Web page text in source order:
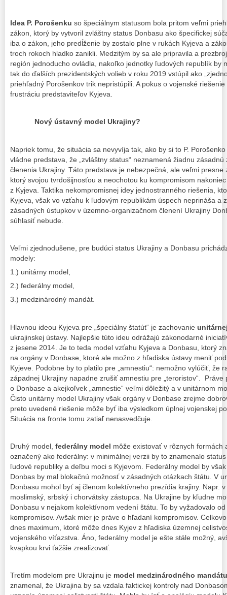
Idea P. Porošenku so špeciálnym statusom bola pritom veľmi
zákon, ktorý by vytvoril zvláštny status Donbasu ako špecifickej
iba o zákon, jeho predĺženie by zostalo plne v rukách Kyjeva a
troch rokoch hladko zanikli. Medzitým by sa ale pripravila a
región jednoducho ovládla, nakoľko jednotky ľudových republík by
tak do ďalších prezidentských volieb v roku 2019 vstúpil ako
priehľadný Porošenkov trik nepristúpili. A pokus o vojenské
frustráciu predstaviteľov Kyjeva.
Nový ústavný model Ukrajiny?
Napriek tomu, že situácia sa nevyvíja tak, ako by si to P.
vládne predstava, že „zvláštny status“ neznamená žiadnu
členenia Ukrajiny. Táto predstava je nebezpečná, ale veľmi presne
ktorý svojou tvrdošijnosťou a neochotou ku kompromisom
z Kyjeva. Taktika nekompromisnej idey jednostranného riešenia,
Kyjeva, však vo vzťahu k ľudovým republikám úspech neprináša a
zásadných ústupkov v územno-organizačnom členení Ukrajiny
súhlasiť nebude.
Veľmi zjednodušene, pre budúci status Ukrajiny a Donbasu
modely:
1.) unitárny model,
2.) federálny model,
3.) medzinárodný mandát.
Hlavnou ideou Kyjeva pre „špeciálny štatút“ je zachovanie
ukrajinskej ústavy. Najlepšie túto ideu odrážajú zákonodarné
z jesene 2014. Je to teda model vzťahu Kyjeva a Donbasu, ktorý
na orgány v Donbase, ktoré ale možno z hľadiska ústavy meniť
Kyjeve. Podobne by to platilo pre „amnestiu“: nemožno vylúčiť, že
západnej Ukrajiny napadne zrušiť amnestiu pre „teroristov“.
o Donbase a akejkoľvek „amnestie“ veľmi dôležitý a v unitárnom
Čisto unitárny model Ukrajiny však orgány v Donbase zrejme
preto uvedené riešenie môže byť iba výsledkom úplnej vojenskej
Situácia na fronte tomu zatiaľ nenasvedčuje.
Druhý model, federálny model môže existovať v rôznych formách
označený ako federálny: v minimálnej verzii by to znamenalo
ľudové republiky a deľbu moci s Kyjevom. Federálny model by
Donbas by mal blokačnú možnosť v zásadných otázkach štátu. V
Donbasu mohol byť aj členom kolektívneho prezídia krajiny. Napr.
moslimský, srbský i chorvátsky zástupca. Na Ukrajine by kľudne
Donbasu v nejakom kolektívnom vedení štátu. To by vyžadovalo
kompromisov. Avšak mier je práve o hľadaní kompromisov.
dnes maximum, ktoré môže dnes Kyjev z hľadiska územnej
vojenského víťazstva. Áno, federálny model je ešte stále možný,
kvapkou krvi ťažšie zrealizovať.
Tretím modelom pre Ukrajinu je model medzinárodného
znamenal, že Ukrajina by sa vzdala faktickej kontroly nad